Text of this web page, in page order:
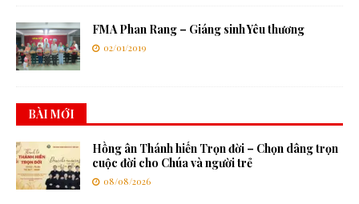
FMA Phan Rang – Giáng sinh Yêu thương
02/01/2019
BÀI MỚI
Hồng ân Thánh hiến Trọn đời – Chọn dâng trọn
cuộc đời cho Chúa và người trẻ
08/08/2026